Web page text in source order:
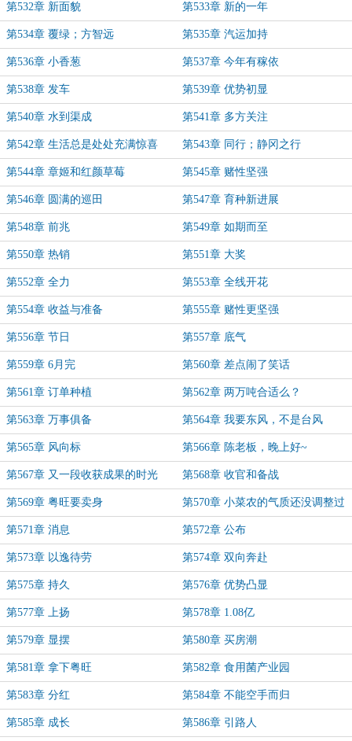
第532章 新面貌 第533章 新的一年
第534章 覆绿；方智远 第535章 汽运加持
第536章 小香葱 第537章 今年有稼依
第538章 发车 第539章 优势初显
第540章 水到渠成 第541章 多方关注
第542章 生活总是处处充满惊喜 第543章 同行；静冈之行
第544章 章姬和红颜草莓 第545章 赌性坚强
第546章 圆满的巡田 第547章 育种新进展
第548章 前兆 第549章 如期而至
第550章 热销 第551章 大奖
第552章 全力 第553章 全线开花
第554章 收益与准备 第555章 赌性更坚强
第556章 节日 第557章 底气
第559章 6月完 第560章 差点闹了笑话
第561章 订单种植 第562章 两万吨合适么？
第563章 万事俱备 第564章 我要东风，不是台风
第565章 风向标 第566章 陈老板，晚上好~
第567章 又一段收获成果的时光 第568章 收官和备战
第569章 粤旺要卖身 第570章 小菜农的气质还没调整过
来
第571章 消息 第572章 公布
第573章 以逸待劳 第574章 双向奔赴
第575章 持久 第576章 优势凸显
第577章 上扬 第578章 1.08亿
第579章 显摆 第580章 买房潮
第581章 拿下粤旺 第582章 食用菌产业园
第583章 分红 第584章 不能空手而归
第585章 成长 第586章 引路人